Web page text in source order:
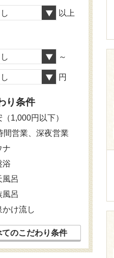
以上
～
円
り条件
1,000円以下）
間営業、深夜営業
ナ
浴
風呂
風呂
かけ流し
てのこだわり条件